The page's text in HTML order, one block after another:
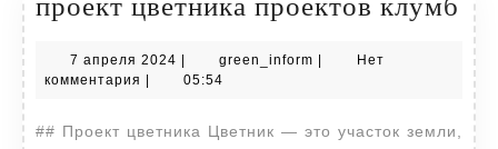
проект цветника проектов клумб
7 апреля 2024 7
апреля
green_inform green_inform
Нет
комментария
05:54
## Проект цветника Цветник — это участок земли,